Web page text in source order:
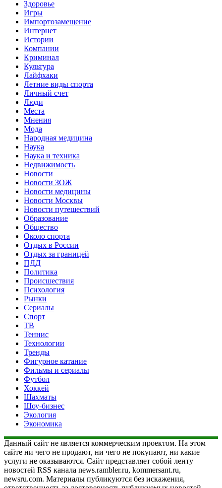
Здоровье
Игры
Импортозамещение
Интернет
Истории
Компании
Криминал
Культура
Лайфхаки
Летние виды спорта
Личный счет
Люди
Места
Мнения
Мода
Народная медицина
Наука
Наука и техника
Недвижимость
Новости
Новости ЗОЖ
Новости медицины
Новости Москвы
Новости путешествий
Образование
Общество
Около спорта
Отдых в России
Отдых за границей
ПДД
Политика
Происшествия
Психология
Рынки
Сериалы
Спорт
ТВ
Теннис
Технологии
Тренды
Фигурное катание
Фильмы и сериалы
Футбол
Хоккей
Шахматы
Шоу-бизнес
Экология
Экономика
Данный сайт не является коммерческим проектом. На этом
сайте ни чего не продают, ни чего не покупают, ни какие
услуги не оказываются. Сайт представляет собой ленту
новостей RSS канала news.rambler.ru, kommersant.ru,
newsru.com. Материалы публикуются без искажения,